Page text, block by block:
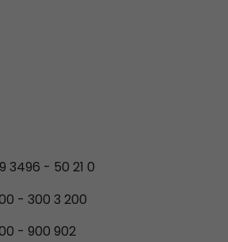
3496 - 50 21 0
- 300 3 200
- 900 902